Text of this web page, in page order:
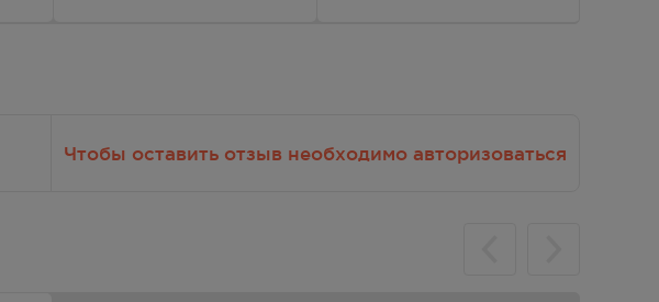
Чтобы оставить отзыв необходимо авторизоваться